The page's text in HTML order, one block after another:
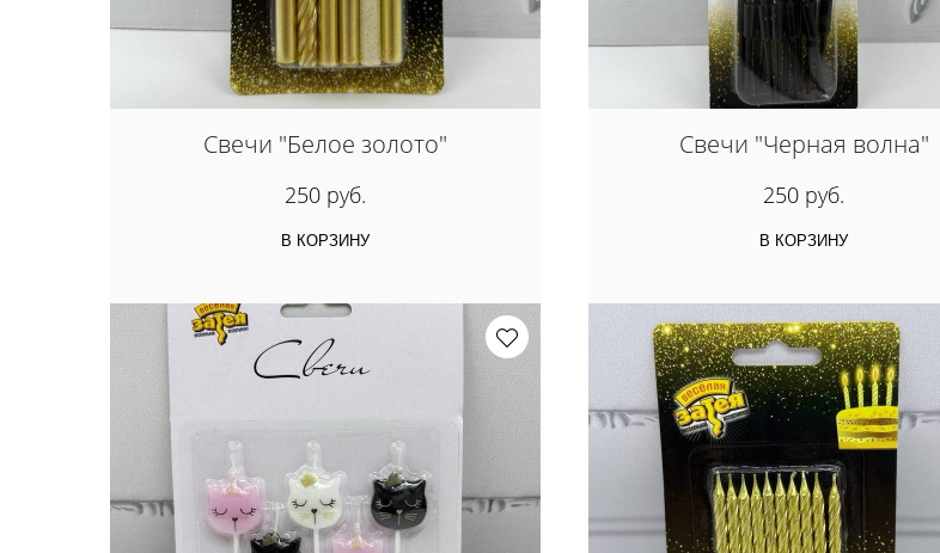
Свечи "Белое золото"
250 руб.
В КОРЗИНУ
Свечи "Черная волна"
250 руб.
В КОРЗИНУ